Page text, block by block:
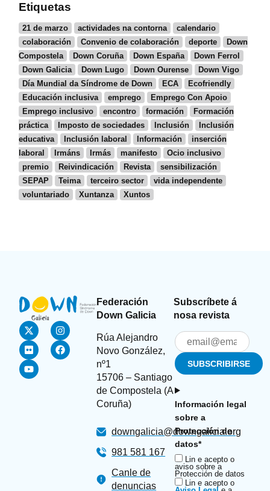
Etiquetas
21 de marzo actividades na contorna
calendario
colaboración
Convenio de colaboración deporte
Down
Compostela
Down Coruña Down España
Down Ferrol
Down Galicia
Down Lugo Down Ourense
Down Vigo
Día Mundial da Síndrome de Down
ECA
Ecofriendly
Educación inclusiva
emprego
Emprego Con Apoio
Emprego inclusivo
encontro formación
Formación
práctica
Imposto de sociedades Inclusión
Inclusión
educativa
Inclusión laboral Información
inserción
laboral
Irmáns Irmás manifesto
Ocio inclusivo
premio
Reivindicación Revista
sensibilización
SEPAP
Teima terceiro sector
vida independente
voluntariado
Xuntanza Xuntos
Federación
Down Galicia
Rúa Alejandro
Novo González,
nº1
15706 – Santiago
de Compostela (A
Coruña)
downgalicia@downgalicia.org
981 581 167
Canle de
denuncias
Subscríbete á
nosa revista
Información legal
sobre a
Protección de
datos*
Lin e acepto o
aviso sobre a
Protección de datos
Lin e acepto o